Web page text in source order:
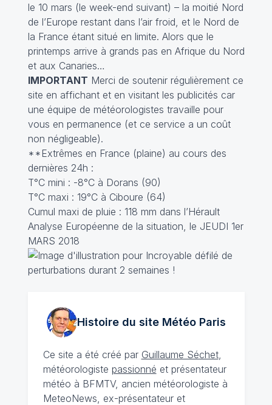
le 10 mars (le week-end suivant) – la moitié Nord
de l’Europe restant dans l’air froid, et le Nord de
la France étant situé en limite. Alors que le
printemps arrive à grands pas en Afrique du Nord
et aux Canaries…
IMPORTANT Merci de soutenir régulièrement ce
site en affichant et en visitant les publicités car
une équipe de météorologistes travaille pour
vous en permanence (et ce service a un coût
non négligeable).
**Extrêmes en France (plaine) au cours des
dernières 24h :
T°C mini : -8°C à Dorans (90)
T°C maxi : 19°C à Ciboure (64)
Cumul maxi de pluie : 118 mm dans l’Hérault
Analyse Européenne de la situation, le JEUDI 1er
MARS 2018
Histoire du site MétéoParis
Ce site a été créé par Guillaume Séchet,
météorologiste passionné et présentateur
météo à BFMTV, ancien météorologiste à
MeteoNews, ex-présentateur et